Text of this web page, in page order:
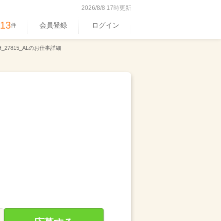
2026/8/8 17時更新
件 会員登録 ログイン
のお仕事詳細